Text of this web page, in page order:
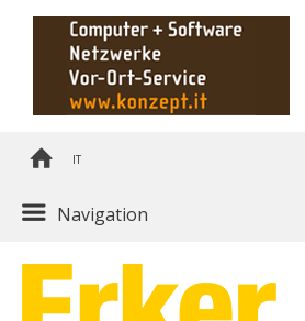
IT
Navigation